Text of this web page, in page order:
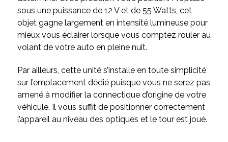
sous une puissance de 12 V et de 55 Watts, cet
objet gagne largement en intensité lumineuse pour
mieux vous éclairer lorsque vous comptez rouler au
volant de votre auto en pleine nuit.
Par ailleurs, cette unité s’installe en toute simplicité
sur l’emplacement dédié puisque vous ne serez pas
amené à modifier la connectique d’origine de votre
véhicule. Il vous suffit de positionner correctement
l’appareil au niveau des optiques et le tour est joué.